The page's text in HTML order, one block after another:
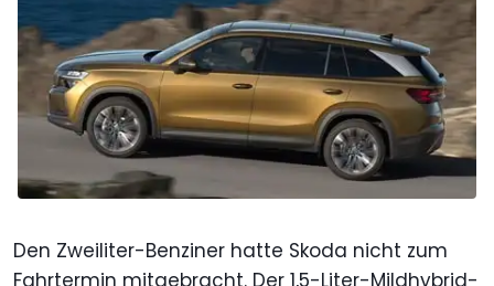
Den Zweiliter-Benziner hatte Skoda nicht zum
Fahrtermin mitgebracht. Der 1,5-Liter-Mildhybrid-